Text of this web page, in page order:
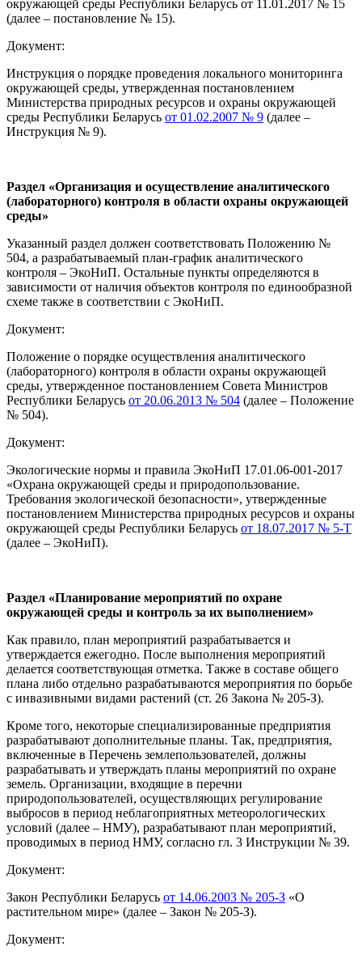
окружающей среды Республики Беларусь от 11.01.2017 № 15
(далее – постановление № 15).
Документ:
Инструкция о порядке проведения локального мониторинга
окружающей среды, утвержденная постановлением
Министерства природных ресурсов и охраны окружающей
среды Республики Беларусь от 01.02.2007 № 9 (далее –
Инструкция № 9).
Раздел «Организация и осуществление аналитического
(лабораторного) контроля в области охраны окружающей
среды»
Указанный раздел должен соответствовать Положению №
504, а разрабатываемый план-график аналитического
контроля – ЭкоНиП. Остальные пункты определяются в
зависимости от наличия объектов контроля по единообразной
схеме также в соответствии с ЭкоНиП.
Документ:
Положение о порядке осуществления аналитического
(лабораторного) контроля в области охраны окружающей
среды, утвержденное постановлением Совета Министров
Республики Беларусь от 20.06.2013 № 504 (далее – Положение
№ 504).
Документ:
Экологические нормы и правила ЭкоНиП 17.01.06-001-2017
«Охрана окружающей среды и природопользование.
Требования экологической безопасности», утвержденные
постановлением Министерства природных ресурсов и охраны
окружающей среды Республики Беларусь от 18.07.2017 № 5-Т
(далее – ЭкоНиП).
Раздел «Планирование мероприятий по охране
окружающей среды и контроль за их выполнением»
Как правило, план мероприятий разрабатывается и
утверждается ежегодно. После выполнения мероприятий
делается соответствующая отметка. Также в составе общего
плана либо отдельно разрабатываются мероприятия по борьбе
с инвазивными видами растений (ст. 26 Закона № 205-З).
Кроме того, некоторые специализированные предприятия
разрабатывают дополнительные планы. Так, предприятия,
включенные в Перечень землепользователей, должны
разрабатывать и утверждать планы мероприятий по охране
земель. Организации, входящие в перечни
природопользователей, осуществляющих регулирование
выбросов в период неблагоприятных метеорологических
условий (далее – НМУ), разрабатывают план мероприятий,
проводимых в период НМУ, согласно гл. 3 Инструкции № 39.
Документ:
Закон Республики Беларусь от 14.06.2003 № 205-З «О
растительном мире» (далее – Закон № 205-З).
Документ: